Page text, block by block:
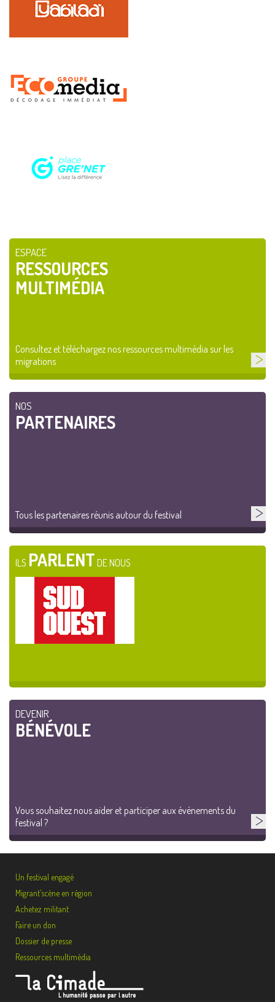
ESPACE
RESSOURCES
MULTIMÉDIA
Consultez et téléchargez nos ressources multimédia sur les
migrations
NOS
PARTENAIRES
Tous les partenaires réunis autour du festival
ILS PARLENT DE NOUS
DEVENIR
BÉNÉVOLE
Vous souhaitez nous aider et participer aux événements du
festival ?
Un festival engagé
Migrant’scène en région
Achetez militant
Faire un don
Dossier de presse
Ressources multimédia